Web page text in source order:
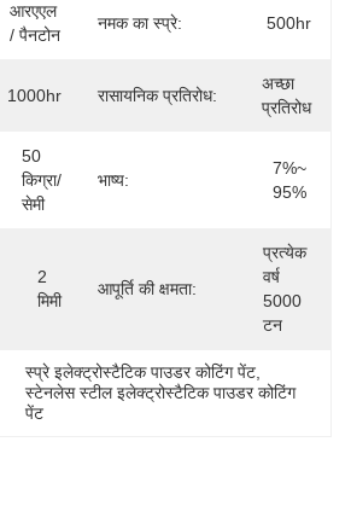
आरएएल
/ पैनटोन
नमक का स्प्रे: 500hr
1000hr रासायनिक प्रतिरोध:
अच्छा
प्रतिरोध
50
किग्रा/
सेमी
भाष्य:
7%~
95%
2
मिमी
आपूर्ति की क्षमता:
प्रत्येक
वर्ष
5000
टन
स्प्रे इलेक्ट्रोस्टैटिक पाउडर कोटिंग पेंट
स्टेनलेस स्टील इलेक्ट्रोस्टैटिक पाउडर कोटिंग
पेंट